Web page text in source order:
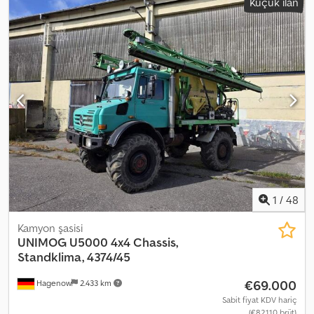
muayene (TÜV):06/2026, frenler:motor freni, renk:kırmızı, şoför
kabini:gündüz kabini, vites türü:mekanik, emisyon sınıfı:hiçbiri,
süspansiyon:çelik, koltuk sayısı:3, Donanım:diferansiyel kilidi, ek
farlar, her tahrikli, hidrolik direksiyon, kabin, Araç konumu:
Bovenden, çiftli yolcu koltuğu, arka cam, 16 vitesli manuel
şanzıman, diferansiyel kilidi, uzun huzmeli farlar, tepe lambası,
saklama kutusu, yaprak yaylı süspansiyon, çekme donanımı, tavan
penceresi. Dingil mesafesi: 3700 mm. Üst yapı: Ziegler hortum
taşıyıcı SW 1000, ön aks denge çubuğu, motor freni. Üst yapı
uzunluğu yaklaşık 4000 mm! Araç, itfaiye teknik donanımı ve telsiz
olmadan satılmaktadır! Ticari alıcılar veya ihracat için satışlarda
%19 KDV eklenir! AKSESUAR BİLGİLERİ GARANTİSİZ OLUP,
değişiklik, ara satış ve yazım hataları hakkımız saklıdır! Dcedpfx
Asytrcpemmek
1 / 48
Hagenow 2.433 km
Kamyon şasisi
UNIMOG U5000 4x4 Chassis,
Standklima, 4374/45
€69.000
Sabit fiyat KDV hariç